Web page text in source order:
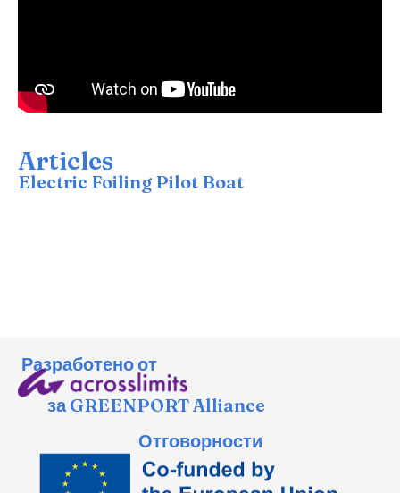
Articles
Electric Foiling Pilot Boat
Разработено от
за GREENPORT Alliance
Отговорности